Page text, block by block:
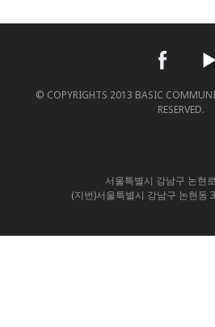
© COPYRIGHTS 2013 BASIC
RESERVED.
서울특별시 강남구 논현
(지번)서울특별시 강남구 논현동